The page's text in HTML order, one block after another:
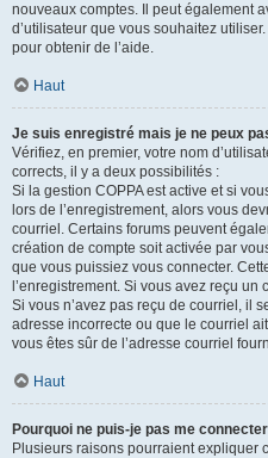
nouveaux comptes. Il peut également
d’utilisateur que vous souhaitez
pour obtenir de l’aide.
Haut
Je suis enregistré mais je ne peux
Vérifiez, en premier, votre nom
corrects, il y a deux possibilités :
Si la gestion COPPA est active et si
lors de l’enregistrement, alors vous
courriel. Certains forums peuvent
création de compte soit activée par
que vous puissiez vous connecter.
l’enregistrement. Si vous avez reçu
Si vous n’avez pas reçu de courriel, il
adresse incorrecte ou que le courriel
vous êtes sûr de l’adresse courriel
Haut
Pourquoi ne puis-je pas me
Plusieurs raisons pourraient expliquer